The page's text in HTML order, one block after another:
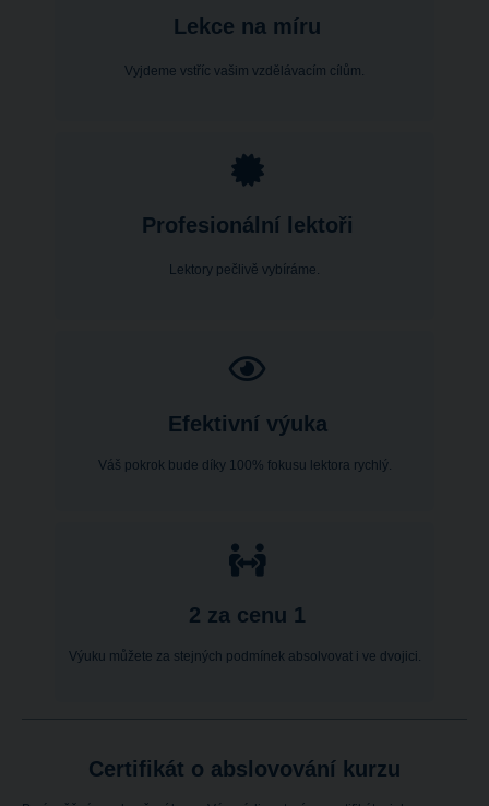
Lekce na míru
Vyjdeme vstříc vašim vzdělávacím cílům.
Profesionální lektoři
Lektory pečlivě vybíráme.
Efektivní výuka
Váš pokrok bude díky 100% fokusu lektora rychlý.
2 za cenu 1
Výuku můžete za stejných podmínek absolvovat i ve dvojici.
Certifikát o abslovování kurzu